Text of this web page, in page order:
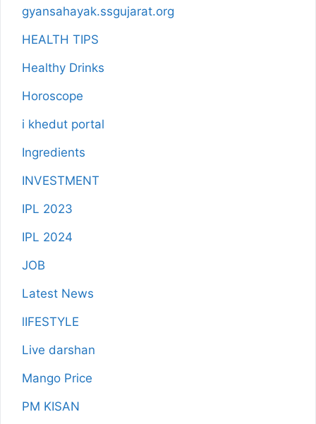
gyansahayak.ssgujarat.org
HEALTH TIPS
Healthy Drinks
Horoscope
i khedut portal
Ingredients
INVESTMENT
IPL 2023
IPL 2024
JOB
Latest News
lIFESTYLE
Live darshan
Mango Price
PM KISAN